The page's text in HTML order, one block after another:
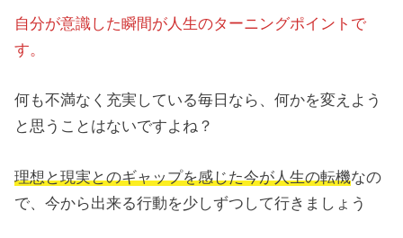
自分が意識した瞬間が人生のターニングポイントで
す。
何も不満なく充実している毎日なら、何かを変えよう
と思うことはないですよね？
理想と現実とのギャップを感じた今が人生の転機なの
で、今から出来る行動を少しずつして行きましょう